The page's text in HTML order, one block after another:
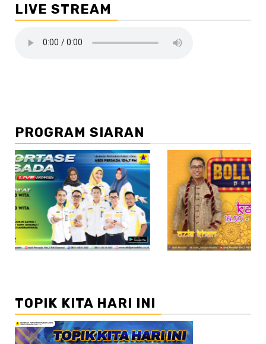
LIVE STREAM
PROGRAM SIARAN
//2
TOPIK KITA HARI INI